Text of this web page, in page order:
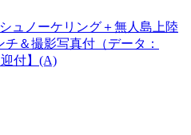
ュノーケリング＋無人島上陸
＆撮影写真付（データ：
付】(A)